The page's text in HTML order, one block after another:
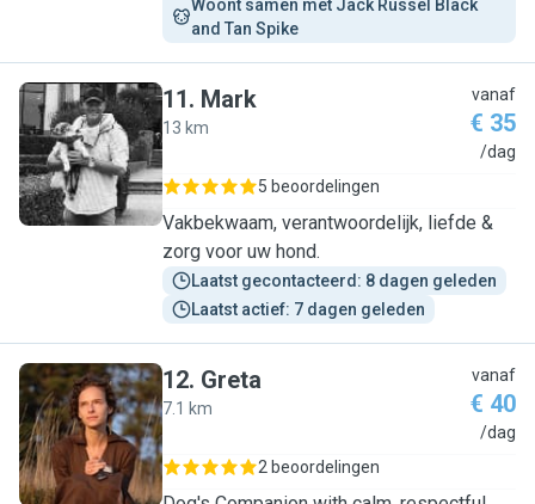
Woont samen met Jack Russel Black
and Tan Spike
M
11. Mark
13 km
vanaf
€ 35
/dag
5 beoordelingen
Vakbekwaam, verantwoordelijk, liefde &
zorg voor uw hond.
Laatst gecontacteerd: 8 dagen geleden
Laatst actief: 7 dagen geleden
G
12. Greta
7.1 km
vanaf
€ 40
/dag
2 beoordelingen